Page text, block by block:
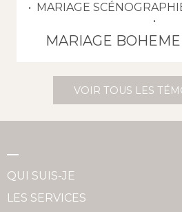
MARIAGE
MARIAGE
VOIR TOUS LES
QUI SUIS-JE
LES SERVICES